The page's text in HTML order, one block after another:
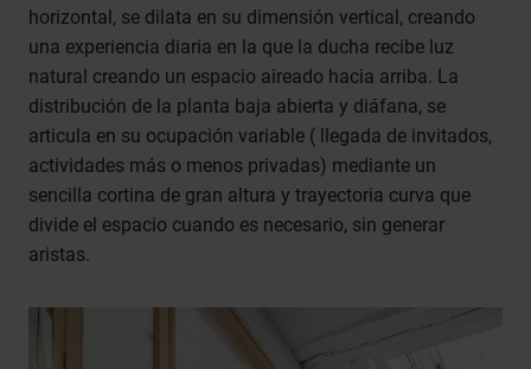
horizontal, se dilata en su dimensión vertical, creando
una experiencia diaria en la que la ducha recibe luz
natural creando un espacio aireado hacia arriba. La
distribución de la planta baja abierta y diáfana, se
articula en su ocupación variable ( llegada de invitados,
actividades más o menos privadas) mediante un
sencilla cortina de gran altura y trayectoria curva que
divide el espacio cuando es necesario, sin generar
aristas.